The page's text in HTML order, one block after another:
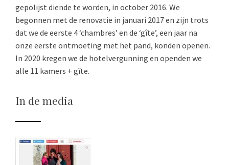
gepolijst diende te worden, in october 2016. We
begonnen met de renovatie in januari 2017 en zijn trots
dat we de eerste 4 ‘chambres’ en de ‘gîte’, een jaar na
onze eerste ontmoeting met het pand, konden openen.
In 2020 kregen we de hotelvergunning en openden we
alle 11 kamers + gîte.
In de media